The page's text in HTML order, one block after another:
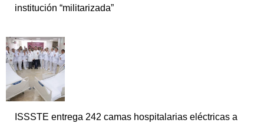
institución “militarizada”
ISSSTE entrega 242 camas hospitalarias eléctricas a